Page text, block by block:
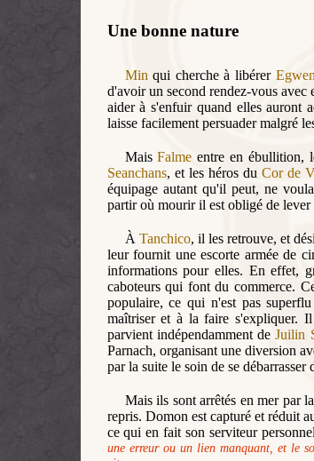
Une bonne nature
Min qui cherche à libérer
d'avoir un second rendez-vous avec
aider à s'enfuir quand elles auront
laisse facilement persuader malgré
MaisFalme entre en ébullition,
Seanchans, et les héros du Cor de
équipage autant qu'il peut, ne
partir où mourir il est obligé de lever
À Tanchico, il les retrouve, et
leur fournit une escorte armée de
informations pour elles. En effet,
caboteurs qui font du commerce.
populaire, ce qui n'est pas
maîtriser et à la faire s'expliquer.
parvient indépendamment deJuilin
Parnach, organisant une diversion
par la suite le soin de se
Mais ils sont arrêtés en mer par
repris. Domon est capturé et réduit
ce qui en fait son serviteur
une erreur ou un lien manquant, et le